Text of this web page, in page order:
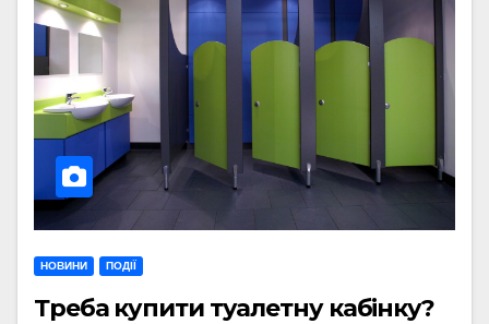
НОВИНИ ПОДІЇ
Треба купити туалетну кабінку?